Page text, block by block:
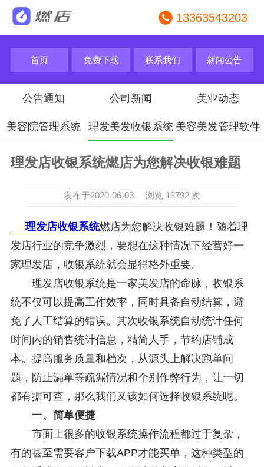
13363543203
首页 免费下载 联系我们 新闻公告
公告通知 公司新闻 美业动态
美容院管理系统 理发美发收银系统 美容美发管理软件
理发店收银系统燃店为您解决收银难题
发布于2020-06-03 浏览 13792 次
理发店收银系统燃店为您解决收银难题！随着理
发店行业的竞争激烈，要想在这种情况下经营好一
家理发店，收银系统就会显得格外重要。
理发店收银系统是一家美发店的命脉，收银系
统不仅可以提高工作效率，同时具备自动结算，避
免了人工结算的错误。其次收银系统自动统计任何
时间内的销售统计信息，精简人手，节约店铺成
本。提高服务质量和档次，从源头上解决跑单问
题，防止漏单等疏漏情况和个别作弊行为，让一切
都有据可查，那么我们又该如何选择收银系统呢。
一、简单便捷
市面上很多的收银系统操作流程都过于复杂，
有的甚至需要客户下载APP才能买单，这种类型的